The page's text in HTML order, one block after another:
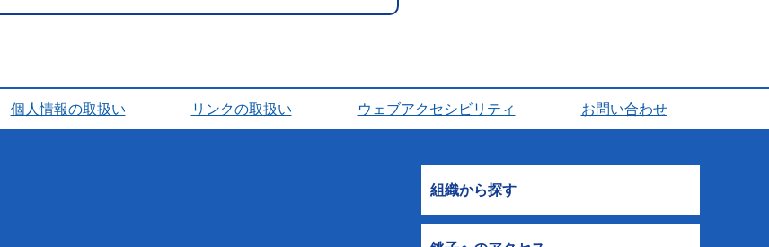
個人情報の取扱い リンクの取扱い ウェブアクセシビリティ お問い合わせ
組織から探す